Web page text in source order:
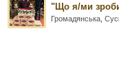
"Що я/ми
Громадянська ,